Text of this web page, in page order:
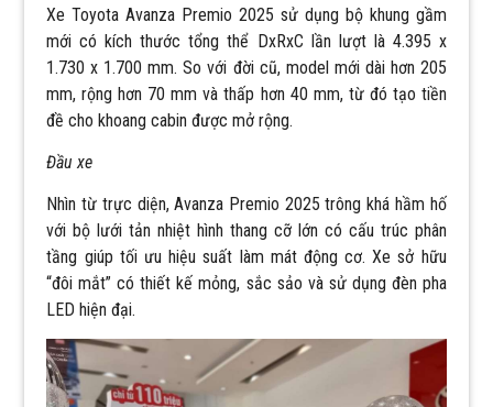
Xe Toyota Avanza Premio 2025 sử dụng bộ khung gầm
mới có kích thước tổng thể DxRxC lần lượt là 4.395 x
1.730 x 1.700 mm. So với đời cũ, model mới dài hơn 205
mm, rộng hơn 70 mm và thấp hơn 40 mm, từ đó tạo tiền
đề cho khoang cabin được mở rộng.
Đầu xe
Nhìn từ trực diện, Avanza Premio 2025 trông khá hầm hố
với bộ lưới tản nhiệt hình thang cỡ lớn có cấu trúc phân
tầng giúp tối ưu hiệu suất làm mát động cơ. Xe sở hữu
“đôi mắt” có thiết kế mỏng, sắc sảo và sử dụng đèn pha
LED hiện đại.